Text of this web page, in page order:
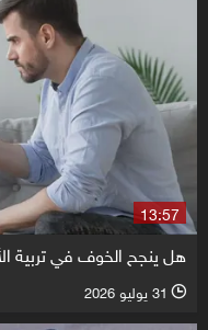
13:57
هل ينجح الخوف في تربية
l 31 يوليو 2026